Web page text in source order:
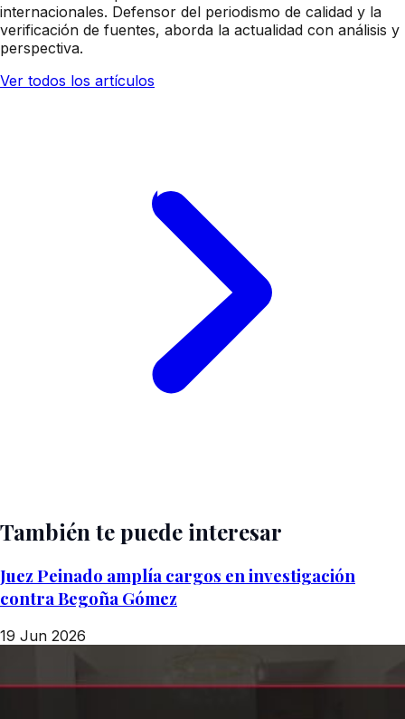
internacionales. Defensor del periodismo de calidad y la
verificación de fuentes, aborda la actualidad con análisis y
perspectiva.
Ver todos los artículos
También te puede interesar
Juez Peinado amplía cargos en investigación
contra Begoña Gómez
19 Jun 2026